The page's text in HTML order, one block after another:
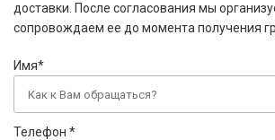
доставки. После согласования мы
сопровождаем ее до момента получения
Имя*
Телефон *